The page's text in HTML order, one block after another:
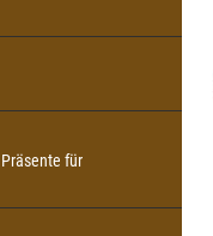
für